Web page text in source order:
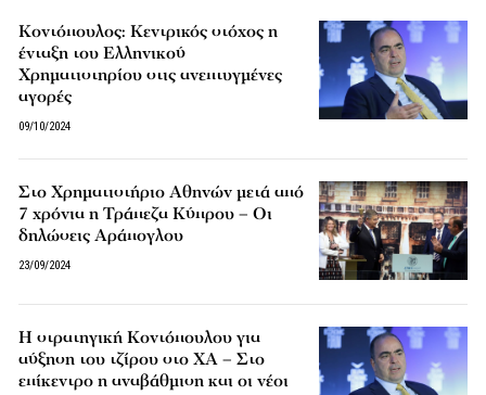
Κοντόπουλος: Κεντρικός στόχος η
ένταξη του Ελληνικού
Χρηματιστηρίου στις ανεπτυγμένες
αγορές
09/10/2024
Στο Χρηματιστήριο Αθηνών μετά από
7 χρόνια η Τράπεζα Κύπρου – Οι
δηλώσεις Αράπογλου
23/09/2024
Η στρατηγική Κοντόπουλου για
αύξηση του τζίρου στο ΧΑ – Στο
επίκεντρο η αναβάθμιση και οι νέοι